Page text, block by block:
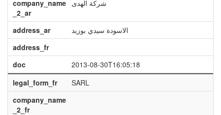
company_name
_2_ar
شركة الهدى
address_ar
الاسودة سيدي بوزيد
address_fr
doc
2013-08-30T16:05:18
legal_form_fr
SARL
company_name
_2_fr